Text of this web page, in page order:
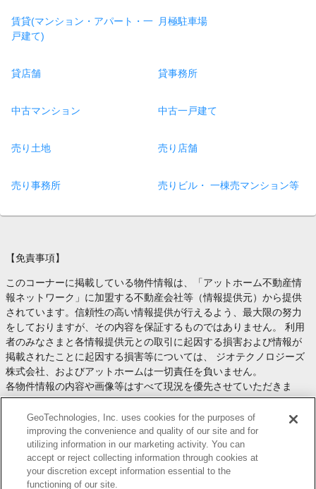
賃貸(マンション・アパート・一
戸建て)
月極駐車場
貸店舗 貸事務所
中古マンション 中古一戸建て
売り土地 売り店舗
売り事務所 売りビル・ 一棟売マンション等
【免責事項】
このコーナーに掲載している物件情報は、「アットホーム不動産情
報ネットワーク」に加盟する不動産会社等（情報提供元）から提供
されています。信頼性の高い情報提供が行えるよう、最大限の努力
をしておりますが、その内容を保証するものではありません。 利用
者のみなさまと各情報提供元との取引に起因する損害および情報が
掲載されたことに起因する損害等については、 ジオテクノロジーズ
株式会社、およびアットホームは一切責任を負いません。
各物件情報の内容や画像等はすべて現況を優先させていただきま
す。
お取引等（お取引の準備、資金調達等を含みます）の際には、内容
や契約条件等について、 各情報提供元より十分な説明を受け、ご自
身でご確認の上、判断してください。
このコーナーへの物件情報のご掲載、その他不動産業務ソリューシ
ョン等についての不動産会社様のお問合せはこちら
GeoTechnologies, Inc. uses cookies for the purposes of
improving the convenience and quality of our site and for
utilizing information in our marketing activity. You can
accept or reject collecting information through cookies at
your discretion except information essential to the
functioning of our site.